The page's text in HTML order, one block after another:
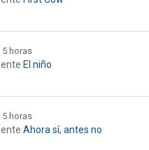
5 horas
El niño
5 horas
Ahora sí, antes no